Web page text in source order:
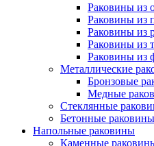
Раковины из
Раковины из
Раковины из
Раковины из
Раковины из
Металлические
Бронзовые
Медные
Стеклянные
Бетонные раковины
Напольные раковины
Каменные